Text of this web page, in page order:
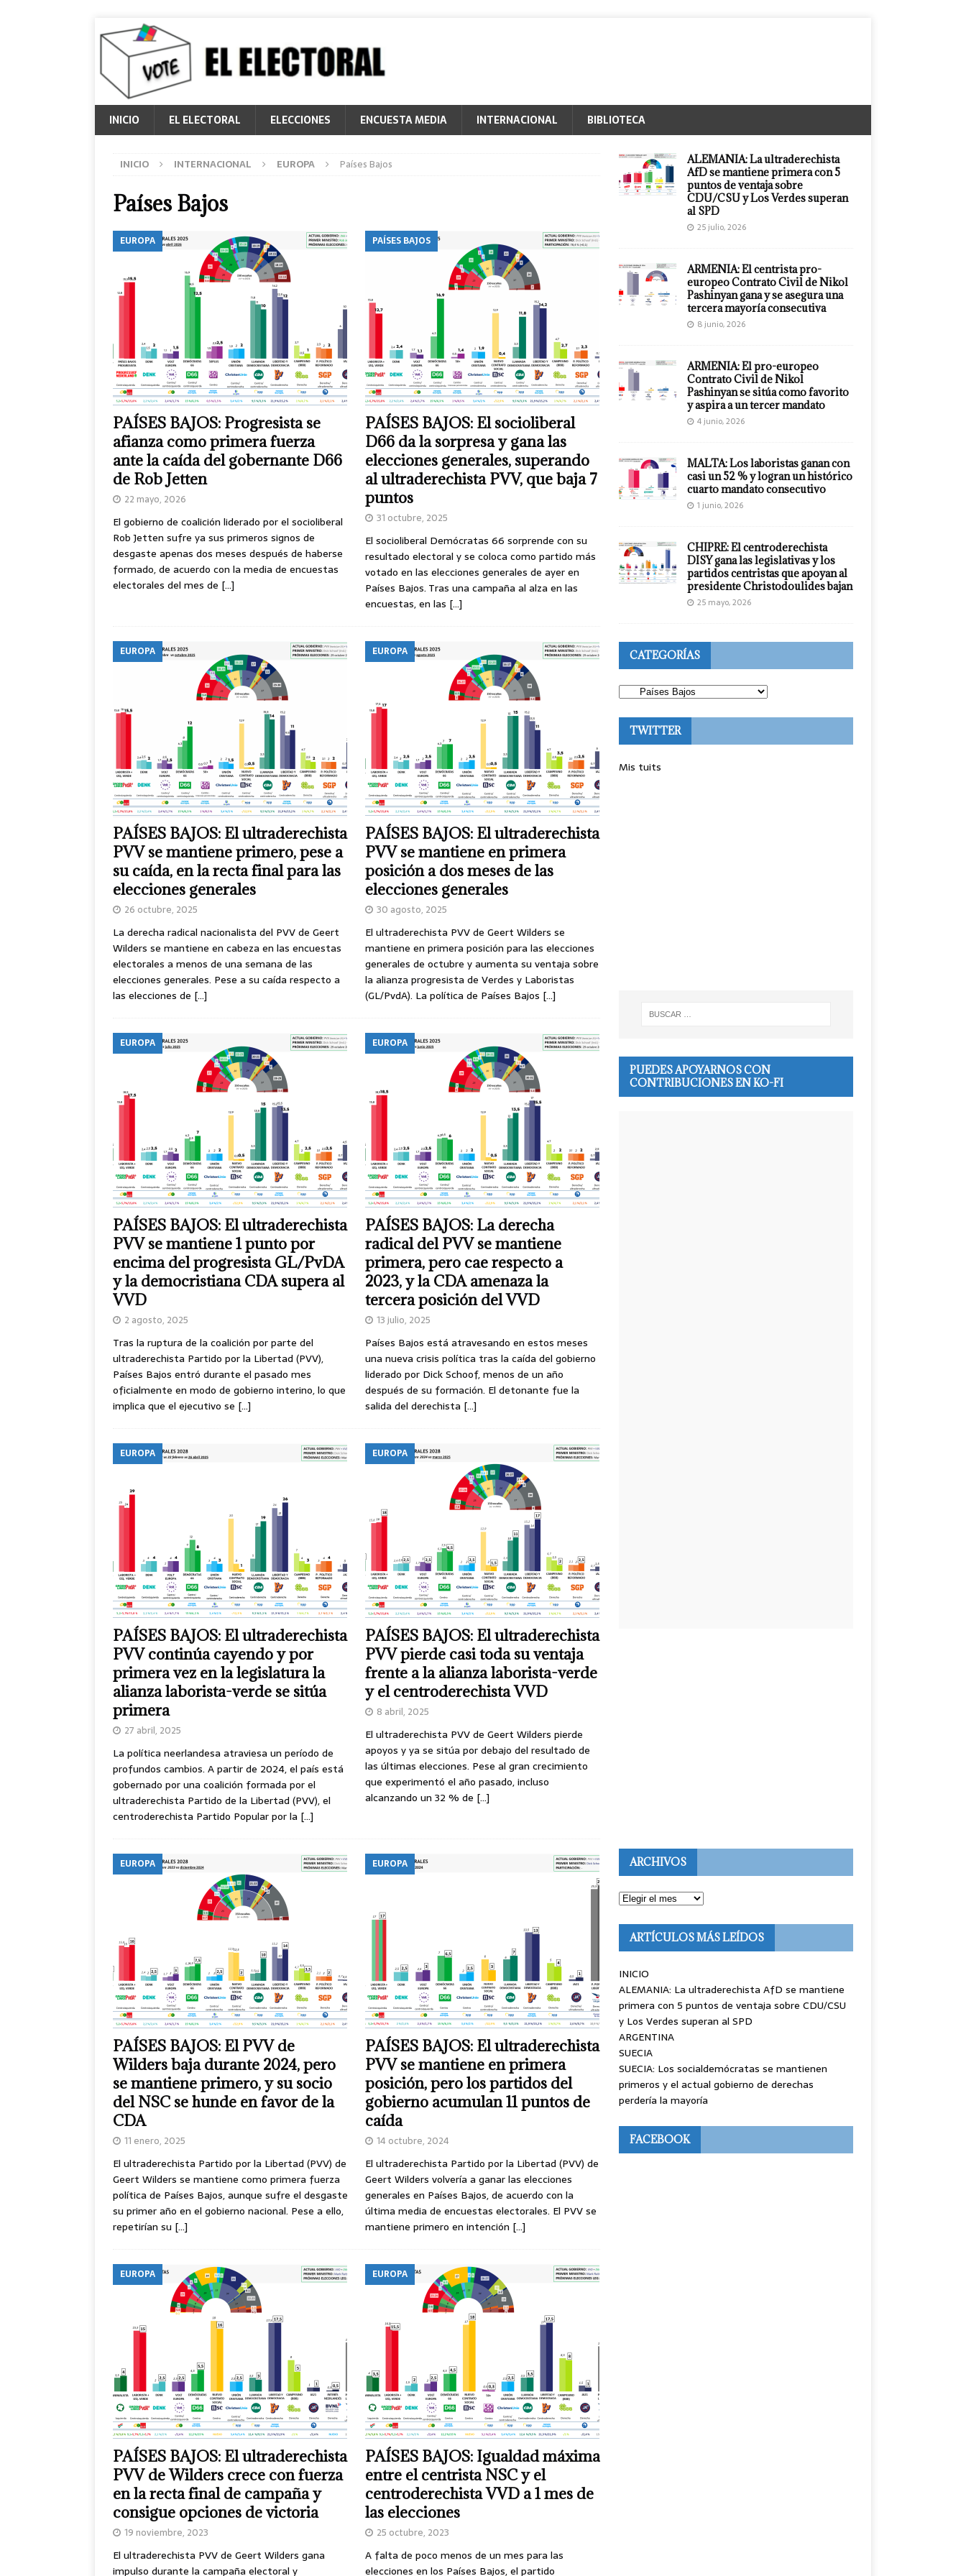
INICIO EL ELECTORAL ELECCIONES ENCUESTA MEDIA INTERNACIONAL BIBLIOTECA
INICIO INTERNACIONAL EUROPA Países Bajos
Países Bajos
EUROPA
PAÍSES BAJOS: Progresista se
afianza como primera fuerza
ante la caída del gobernante D66
de Rob Jetten
22 mayo, 2026
El gobierno de coalición liderado por el socioliberal
Rob Jetten sufre ya sus primeros signos de
desgaste apenas dos meses después de haberse
formado, de acuerdo con la media de encuestas
electorales del mes de […]
PAÍSES BAJOS
PAÍSES BAJOS: El socioliberal
D66 da la sorpresa y gana las
elecciones generales, superando
al ultraderechista PVV, que baja 7
puntos
31 octubre, 2025
El socioliberal Demócratas 66 sorprende con su
resultado electoral y se coloca como partido más
votado en las elecciones generales de ayer en
Países Bajos. Tras una campaña al alza en las
encuestas, en las […]
EUROPA
PAÍSES BAJOS: El ultraderechista
PVV se mantiene primero, pese a
su caída, en la recta final para las
elecciones generales
26 octubre, 2025
La derecha radical nacionalista del PVV de Geert
Wilders se mantiene en cabeza en las encuestas
electorales a menos de una semana de las
elecciones generales. Pese a su caída respecto a
las elecciones de […]
EUROPA
PAÍSES BAJOS: El ultraderechista
PVV se mantiene en primera
posición a dos meses de las
elecciones generales
30 agosto, 2025
El ultraderechista PVV de Geert Wilders se
mantiene en primera posición para las elecciones
generales de octubre y aumenta su ventaja sobre
la alianza progresista de Verdes y Laboristas
(GL/PvdA). La política de Países Bajos […]
EUROPA
PAÍSES BAJOS: El ultraderechista
PVV se mantiene 1 punto por
encima del progresista GL/PvDA
y la democristiana CDA supera al
VVD
2 agosto, 2025
Tras la ruptura de la coalición por parte del
ultraderechista Partido por la Libertad (PVV),
Países Bajos entró durante el pasado mes
oficialmente en modo de gobierno interino, lo que
implica que el ejecutivo se […]
EUROPA
PAÍSES BAJOS: La derecha
radical del PVV se mantiene
primera, pero cae respecto a
2023, y la CDA amenaza la
tercera posición del VVD
13 julio, 2025
Países Bajos está atravesando en estos meses
una nueva crisis política tras la caída del gobierno
liderado por Dick Schoof, menos de un año
después de su formación. El detonante fue la
salida del derechista […]
EUROPA
PAÍSES BAJOS: El ultraderechista
PVV continúa cayendo y por
primera vez en la legislatura la
alianza laborista-verde se sitúa
primera
27 abril, 2025
La política neerlandesa atraviesa un período de
profundos cambios. A partir de 2024, el país está
gobernado por una coalición formada por el
ultraderechista Partido de la Libertad (PVV), el
centroderechista Partido Popular por la […]
EUROPA
PAÍSES BAJOS: El ultraderechista
PVV pierde casi toda su ventaja
frente a la alianza laborista-verde
y el centroderechista VVD
8 abril, 2025
El ultraderechista PVV de Geert Wilders pierde
apoyos y ya se sitúa por debajo del resultado de
las últimas elecciones. Pese al gran crecimiento
que experimentó el año pasado, incluso
alcanzando un 32 % de […]
EUROPA
PAÍSES BAJOS: El PVV de
Wilders baja durante 2024, pero
se mantiene primero, y su socio
del NSC se hunde en favor de la
CDA
11 enero, 2025
El ultraderechista Partido por la Libertad (PVV) de
Geert Wilders se mantiene como primera fuerza
política de Países Bajos, aunque sufre el desgaste
su primer año en el gobierno nacional. Pese a ello,
repetirían su […]
EUROPA
PAÍSES BAJOS: El ultraderechista
PVV se mantiene en primera
posición, pero los partidos del
gobierno acumulan 11 puntos de
caída
14 octubre, 2024
El ultraderechista Partido por la Libertad (PVV) de
Geert Wilders volvería a ganar las elecciones
generales en Países Bajos, de acuerdo con la
última media de encuestas electorales. El PVV se
mantiene primero en intención […]
EUROPA
PAÍSES BAJOS: El ultraderechista
PVV de Wilders crece con fuerza
en la recta final de campaña y
consigue opciones de victoria
19 noviembre, 2023
El ultraderechista PVV de Geert Wilders gana
impulso durante la campaña electoral y
EUROPA
PAÍSES BAJOS: Igualdad máxima
entre el centrista NSC y el
centroderechista VVD a 1 mes de
las elecciones
25 octubre, 2023
A falta de poco menos de un mes para las
elecciones en los Países Bajos, el partido
ALEMANIA: La ultraderechista
AfD se mantiene primera con 5
puntos de ventaja sobre
CDU/CSU y Los Verdes superan
al SPD
25 julio, 2026
ARMENIA: El centrista pro-
europeo Contrato Civil de Nikol
Pashinyan gana y se asegura una
tercera mayoría consecutiva
8 junio, 2026
ARMENIA: El pro-europeo
Contrato Civil de Nikol
Pashinyan se sitúa como favorito
y aspira a un tercer mandato
4 junio, 2026
MALTA: Los laboristas ganan con
casi un 52 % y logran un histórico
cuarto mandato consecutivo
1 junio, 2026
CHIPRE: El centroderechista
DISY gana las legislativas y los
partidos centristas que apoyan al
presidente Christodoulides bajan
25 mayo, 2026
CATEGORÍAS
TWITTER
Mis tuits
PUEDES APOYARNOS CON
CONTRIBUCIONES EN KO-FI
ARCHIVOS
ARTÍCULOS MÁS LEÍDOS
INICIO
ALEMANIA: La ultraderechista AfD se mantiene
primera con 5 puntos de ventaja sobre CDU/CSU
y Los Verdes superan al SPD
ARGENTINA
SUECIA
SUECIA: Los socialdemócratas se mantienen
primeros y el actual gobierno de derechas
perdería la mayoría
FACEBOOK